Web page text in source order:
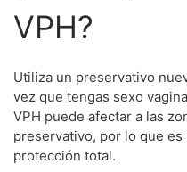
VPH?
Utiliza un preservativo
vez que tengas sexo
VPH puede afectar a las
preservativo, por lo que
protección total.